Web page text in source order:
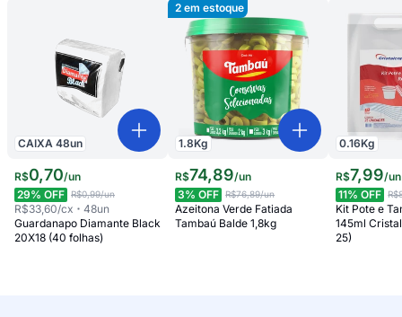
CAIXA 48un
R$0,70/un
29% OFF R$0,99/un
R$33,60/cx 48un
Guardanapo Diamante Black
20X18 (40 folhas)
1.8Kg
2 em estoque
R$74,89/un
3% OFF R$76,89/un
Azeitona Verde Fatiada
Tambaú Balde 1,8kg
0.16Kg
R$7,99/un
11% OFF
Kit Pote e
145ml
25)